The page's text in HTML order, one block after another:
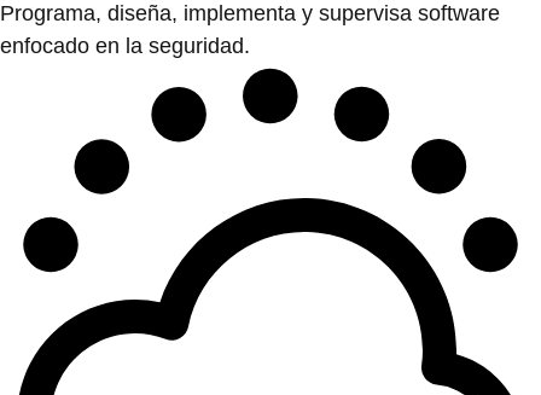
Programa, diseña, implementa y supervisa software
enfocado en la seguridad.